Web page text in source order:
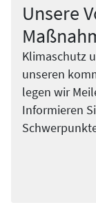
Unsere
Klimaschutz
unseren
legen wir
Informieren